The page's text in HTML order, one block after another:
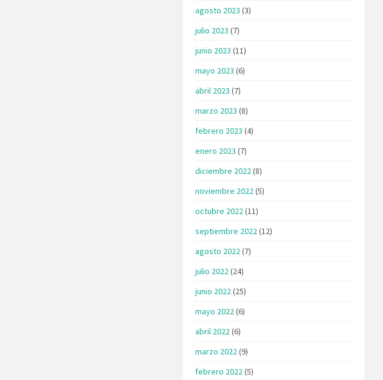
agosto 2023 (3)
julio 2023 (7)
junio 2023 (11)
mayo 2023 (6)
abril 2023 (7)
marzo 2023 (8)
febrero 2023 (4)
enero 2023 (7)
diciembre 2022 (8)
noviembre 2022 (5)
octubre 2022 (11)
septiembre 2022 (12)
agosto 2022 (7)
julio 2022 (24)
junio 2022 (25)
mayo 2022 (6)
abril 2022 (6)
marzo 2022 (9)
febrero 2022 (5)